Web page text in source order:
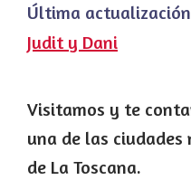
Última
Judit y Dani
Visitamos y te
una de las
de La Toscana.